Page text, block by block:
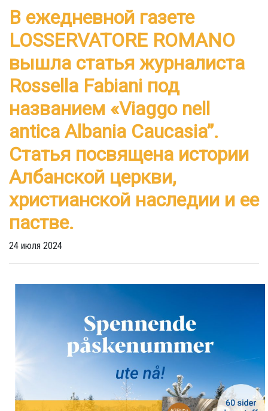
В ежедневной газете
LOSSERVATORE ROMANO
вышла статья журналиста
Rossella Fabiani под
названием «Viaggo nell
antica Albania Caucasia”.
Статья посвящена истории
Албанской церкви,
христианской наследии и ее
пастве.
24 июля 2024